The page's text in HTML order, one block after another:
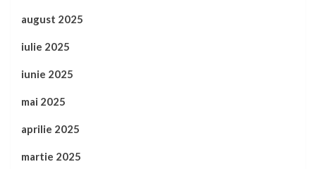
august 2025
iulie 2025
iunie 2025
mai 2025
aprilie 2025
martie 2025